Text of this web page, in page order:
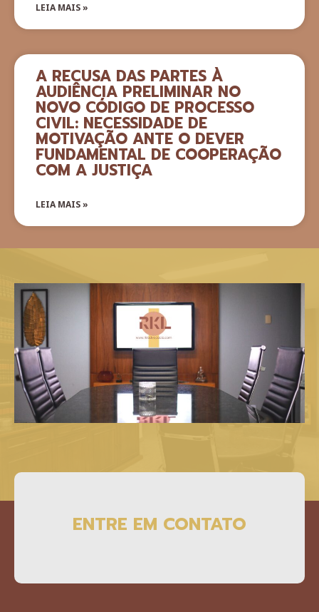
LEIA MAIS »
A RECUSA DAS PARTES À
AUDIÊNCIA PRELIMINAR NO
NOVO CÓDIGO DE PROCESSO
CIVIL: NECESSIDADE DE
MOTIVAÇÃO ANTE O DEVER
FUNDAMENTAL DE COOPERAÇÃO
COM A JUSTIÇA
LEIA MAIS »
ENTRE EM CONTATO